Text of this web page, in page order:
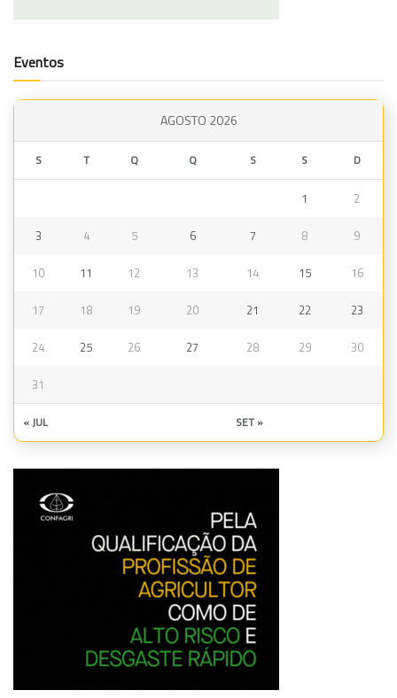
Eventos
AGOSTO 2026
S T Q Q S S D
1 2
3 4 5 6 7 8 9
10 11 12 13 14 15 16
17 18 19 20 21 22 23
24 25 26 27 28 29 30
31
« JUL SET »